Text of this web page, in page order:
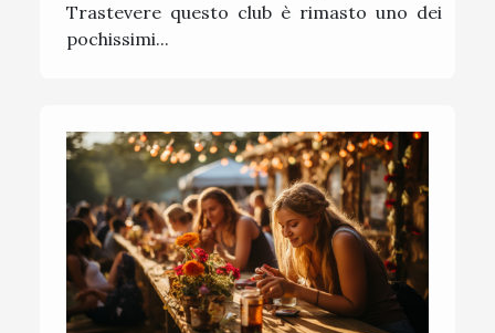
Trastevere questo club è rimasto uno dei
pochissimi...